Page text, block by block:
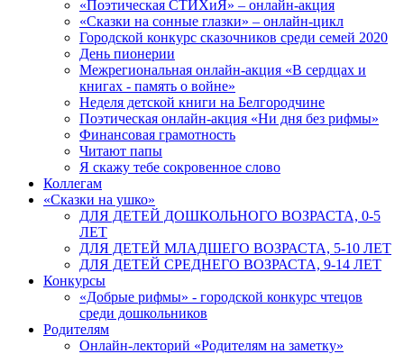
«Поэтическая СТИХиЯ» – онлайн-акция
«Сказки на сонные глазки» – онлайн-цикл
Городской конкурс сказочников среди семей 2020
День пионерии
Межрегиональная онлайн-акция «В сердцах и
книгах - память о войне»
Неделя детской книги на Белгородчине
Поэтическая онлайн-акция «Ни дня без рифмы»
Финансовая грамотность
Читают папы
Я скажу тебе сокровенное слово
Коллегам
«Сказки на ушко»
ДЛЯ ДЕТЕЙ ДОШКОЛЬНОГО ВОЗРАСТА, 0-5
ЛЕТ
ДЛЯ ДЕТЕЙ МЛАДШЕГО ВОЗРАСТА, 5-10 ЛЕТ
ДЛЯ ДЕТЕЙ СРЕДНЕГО ВОЗРАСТА, 9-14 ЛЕТ
Конкурсы
«Добрые рифмы» - городской конкурс чтецов
среди дошкольников
Родителям
Онлайн-лекторий «Родителям на заметку»